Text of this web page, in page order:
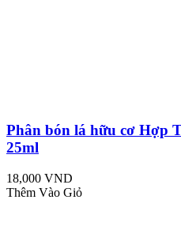
Phân bón lá hữu cơ Hợp
25ml
18,000 VND
Thêm Vào Giỏ